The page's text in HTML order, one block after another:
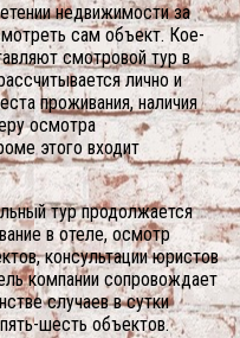
недвижимости за
сам объект. Кое-
смотровой тур в
лично и
проживания, наличия
осмотра
этого входит
тур продолжается
в отеле, осмотр
консультации юристов
компании сопровождает
случаев в сутки
шесть объектов.